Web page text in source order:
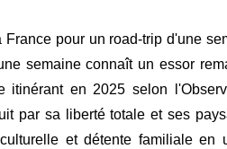
pour un road-trip d'une
semaine connaît un essor
itinérant en 2025 selon
par sa liberté totale et ses
et détente familiale en